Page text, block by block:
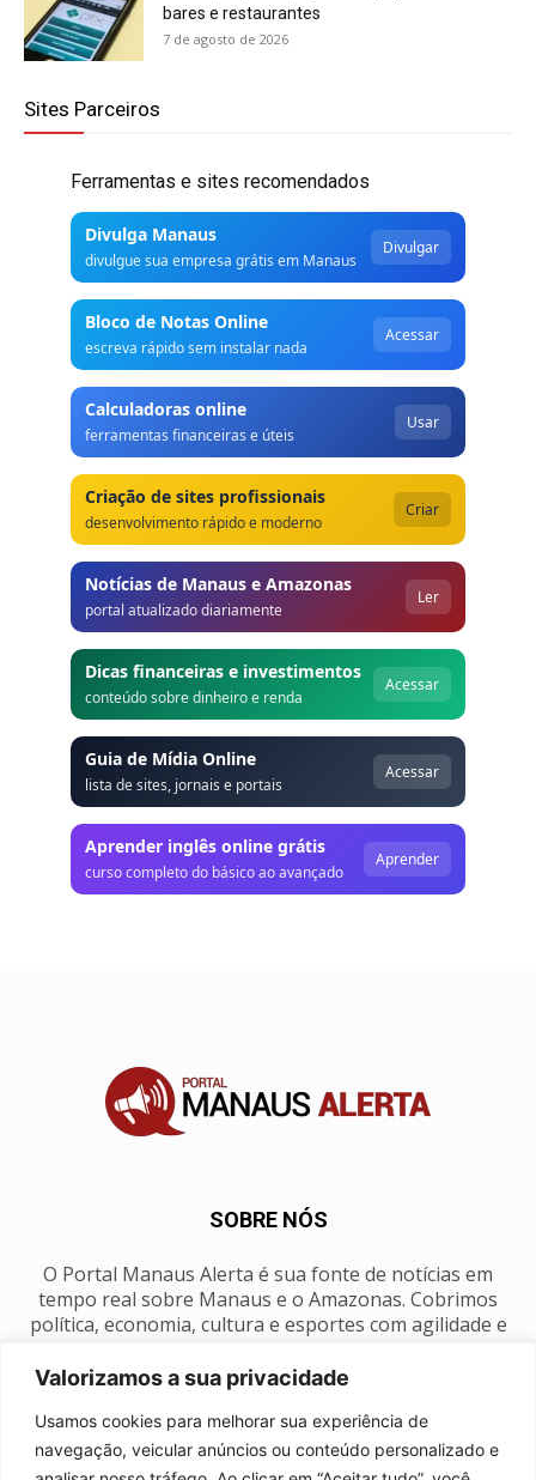
Valorizamos a sua privacidade
Usamos cookies para melhorar sua experiência de
navegação, veicular anúncios ou conteúdo personalizado e
bares e restaurantes
7 de agosto de 2026
Sites Parceiros
Ferramentas e sites recomendados
Divulga Manaus
divulgue sua empresa grátis em Manaus
Divulgar
Bloco de Notas Online
escreva rápido sem instalar nada
Acessar
Calculadoras online
ferramentas financeiras e úteis
Usar
Criação de sites profissionais
desenvolvimento rápido e moderno
Criar
Notícias de Manaus e Amazonas
portal atualizado diariamente
Ler
Dicas financeiras e investimentos
conteúdo sobre dinheiro e renda
Acessar
Guia de Mídia Online
lista de sites, jornais e portais
Acessar
Aprender inglês online grátis
curso completo do básico ao avançado
Aprender
SOBRE NÓS
O Portal Manaus Alerta é sua fonte de notícias em
tempo real sobre Manaus e o Amazonas. Cobrimos
política, economia, cultura e esportes com agilidade e